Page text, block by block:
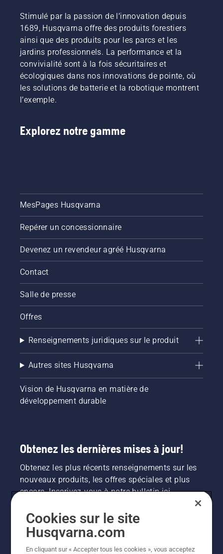
Ensemble,
nous
travaillons
à faire
progresser
ces
disciplines
vers un
avenir
plus sûr
durable
grâce à
et par
des
professionnels.
Découvrez
ambassadeurs
marque
ci-
dessous.
Stimulé par la passion de l’innovation depuis
1689, Husqvarna offre des produits forestiers
ainsi que des produits pour les parcs et les
jardins professionnels. La performance et la
convivialité sont à la fois sécuritaires et
écologiques dans nos innovations de pointe, où
les solutions de batterie et la robotique montrent
l’exemple.
Explorez notre gamme
MesPages Husqvarna
Repérer un concessionnaire
Devenez un revendeur agréé Husqvarna
Contact
Salle de presse
Offres
Renseignements juridiques sur le produit
Autres sites Husqvarna
Vision de Husqvarna en matière de
développement durable
Obtenez les dernières mises à jour!
Obtenez les plus récents renseignements sur les
nouveaux produits, les offres spéciales et plus
encore. Inscrivez-vous à notre bulletin ici.
INSCRIPTION À LA NEWSLETTER
Cookies sur le site
Husqvarna.com
En cliquant sur « Accepter tous les cookies », vous acceptez